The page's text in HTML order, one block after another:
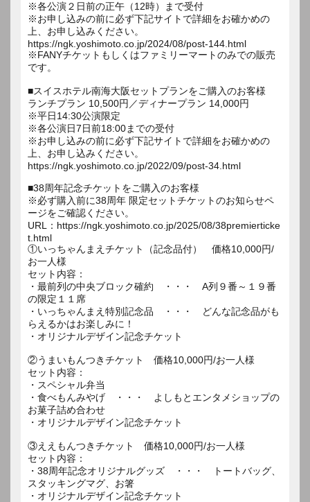
※各公演２日前の正午（12時）まで受付
※お申し込みの前に必ず下記サイトで詳細をお確かめの
上、お申し込みください。
https://ngk.yoshimoto.co.jp/2024/08/post-144.html
※FANYチケットもしくはファミリーマートのみでの販売
です。
■スイスホテル南海大阪セットプランをご購入のお客様
ランチプラン 10,500円／ディナープラン 14,000円
※平日14:30公演限定
※各公演日7日前18:00までの受付
※お申し込みの前に必ず下記サイトで詳細をお確かめの
上、お申し込みください。
https://ngk.yoshimoto.co.jp/2022/09/post-34.html
■38周年記念チケットをご購入のお客様
※必ず購入前に38周年 限定セットチケットのお知らせペ
ージをご確認ください。
URL：https://ngk.yoshimoto.co.jp/2025/08/38premierticke
t.html
①いっちゃんまえチケット（記念品付） 価格10,000円/
お一人様
セット内容：
・最前列の中央ブロック確約 ・・・ A列９番～１９番
の限定１１席
・いっちゃんまえ特別記念品 ・・・ どんな記念品がも
らえるかはお楽しみに！
・オリジナルデザイン記念チケット
②うまいもんつきチケット 価格10,000円/お一人様
セット内容：
・スペシャル弁当
・食べもんみやげ ・・・ よしもとエンタメショップの
お菓子詰め合わせ
・オリジナルデザイン記念チケット
③ええもんつきチケット 価格10,000円/お一人様
セット内容：
・38周年記念オリジナルグッズ ・・・ トートバッグ、
スタッキングマグ、お箸
・オリジナルデザイン記念チケット